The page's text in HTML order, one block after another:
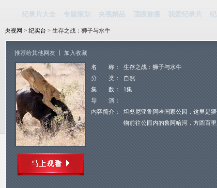
纪录片大全 专题策划 央视精品 顶级首播 我爱纪录片
央视网 > 纪实台 > 生存之战：狮子与水牛
推荐给其他网友 加入收藏
名 称：
生存之战：狮子与水牛
分 类：
自然
集 数：
1集
导 演：
内容简介：
坦桑尼亚鲁阿哈国家公园，这里是
物前往公园内的鲁阿哈河，方圆百